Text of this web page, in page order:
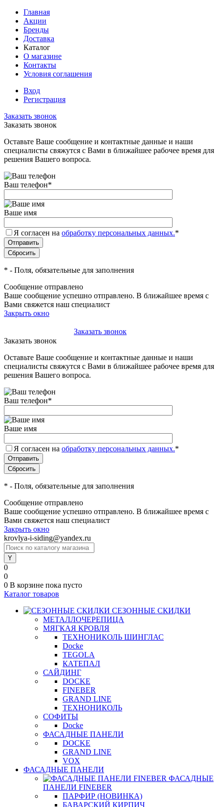
Главная
Акции
Бренды
Доставка
Каталог
О магазине
Контакты
Условия соглашения
Вход
Регистрация
Заказать звонок
Заказать звонок
Оставьте Ваше сообщение и контактные данные и наши
специалисты свяжутся с Вами в ближайшее рабочее время для
решения Вашего вопроса.
Ваш телефон*
Ваше имя
Я согласен на обработку персональных данных.*
* - Поля, обязательные для заполнения
Сообщение отправлено
Ваше сообщение успешно отправлено. В ближайшее время с
Вами свяжется наш специалист
Закрыть окно
Заказать звонок
Заказать звонок
Оставьте Ваше сообщение и контактные данные и наши
специалисты свяжутся с Вами в ближайшее рабочее время для
решения Вашего вопроса.
Ваш телефон*
Ваше имя
Я согласен на обработку персональных данных.*
* - Поля, обязательные для заполнения
Сообщение отправлено
Ваше сообщение успешно отправлено. В ближайшее время с
Вами свяжется наш специалист
Закрыть окно
krovlya-i-siding@yandex.ru
0
0
0 В корзине пока пусто
Каталог товаров
СЕЗОННЫЕ СКИДКИ
МЕТАЛЛОЧЕРЕПИЦА
МЯГКАЯ КРОВЛЯ
ТЕХНОНИКОЛЬ ШИНГЛАС
Docke
TEGOLA
КАТЕПАЛ
САЙДИНГ
DOCKE
FINEBER
GRAND LINE
ТЕХНОНИКОЛЬ
СОФИТЫ
Docke
ФАСАДНЫЕ ПАНЕЛИ
DOCKE
GRAND LINE
VOX
ФАСАДНЫЕ ПАНЕЛИ
ФАСАДНЫЕ
ПАНЕЛИ FINEBER
ПАРФИР (НОВИНКА)
БАВАРСКИЙ КИРПИЧ